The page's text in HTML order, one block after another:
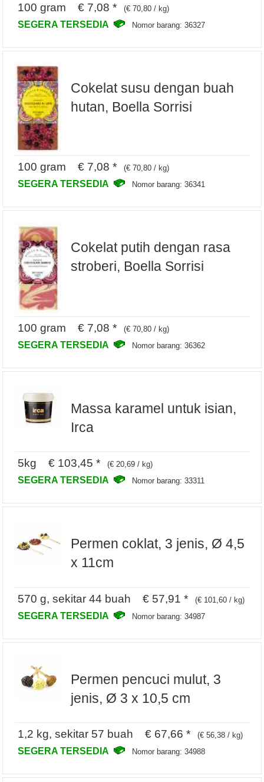
100 gram € 7,08 * (€ 70,80 / kg)
SEGERA TERSEDIA Nomor barang: 36327
Cokelat susu dengan buah
hutan, Boella Sorrisi
100 gram € 7,08 * (€ 70,80 / kg)
SEGERA TERSEDIA Nomor barang: 36341
Cokelat putih dengan rasa
stroberi, Boella Sorrisi
100 gram € 7,08 * (€ 70,80 / kg)
SEGERA TERSEDIA Nomor barang: 36362
Massa karamel untuk isian,
Irca
5kg € 103,45 * (€ 20,69 / kg)
SEGERA TERSEDIA Nomor barang: 33311
Permen coklat, 3 jenis, Ø 4,5
x 11cm
570 g, sekitar 44 buah € 57,91 * (€ 101,60 / kg)
SEGERA TERSEDIA Nomor barang: 34987
Permen pencuci mulut, 3
jenis, Ø 3 x 10,5 cm
1,2 kg, sekitar 57 buah € 67,66 * (€ 56,38 / kg)
SEGERA TERSEDIA Nomor barang: 34988